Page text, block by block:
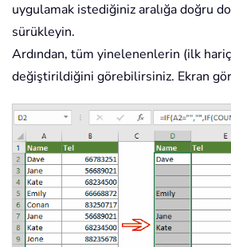
uygulamak istediğiniz aralığa doğru
sürükleyin.
Ardından, tüm yinelenenlerin (ilk
değiştirildiğini görebilirsiniz. Ekran